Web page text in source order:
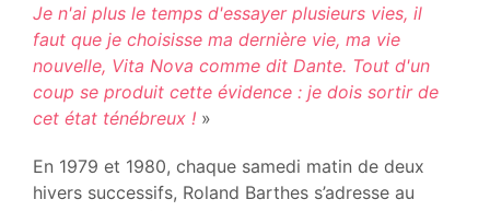
Je n'ai plus le temps d'essayer plusieurs vies, il
faut que je choisisse ma dernière vie, ma vie
nouvelle, Vita Nova comme dit Dante. Tout d'un
coup se produit cette évidence : je dois sortir de
cet état ténébreux ! »
En 1979 et 1980, chaque samedi matin de deux
hivers successifs, Roland Barthes s’adresse au